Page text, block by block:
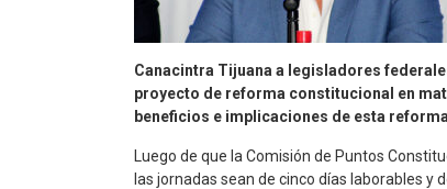
Canacintra Tijuana a legisladores
proyecto de reforma constitucional en
beneficios e implicaciones de esta reforma
Luego de que la Comisión de Puntos
las jornadas sean de cinco días laborables y